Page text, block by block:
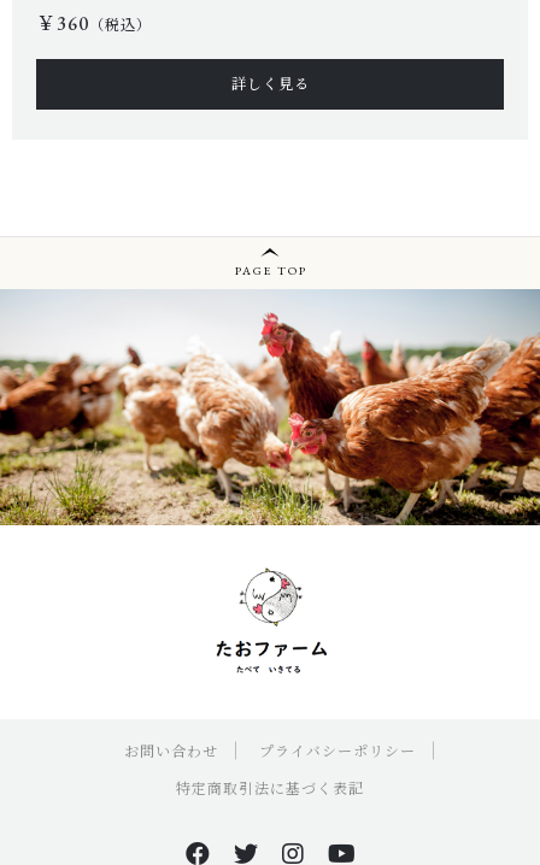
￥360 （税込）
詳しく見る
PAGE TOP
お問い合わせ
プライバシーポリシー
特定商取引法に基づく表記